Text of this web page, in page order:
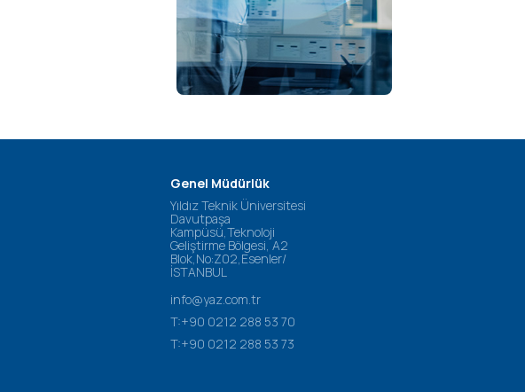
Genel Müdürlük
Yıldız Teknik Üniversitesi
Davutpaşa
Kampüsü,Teknoloji
Geliştirme Bölgesi, A2
Blok,No:Z02,Esenler/
İSTANBUL
info@yaz.com.tr
T:+90 0212 288 53 70
T:+90 0212 288 53 73